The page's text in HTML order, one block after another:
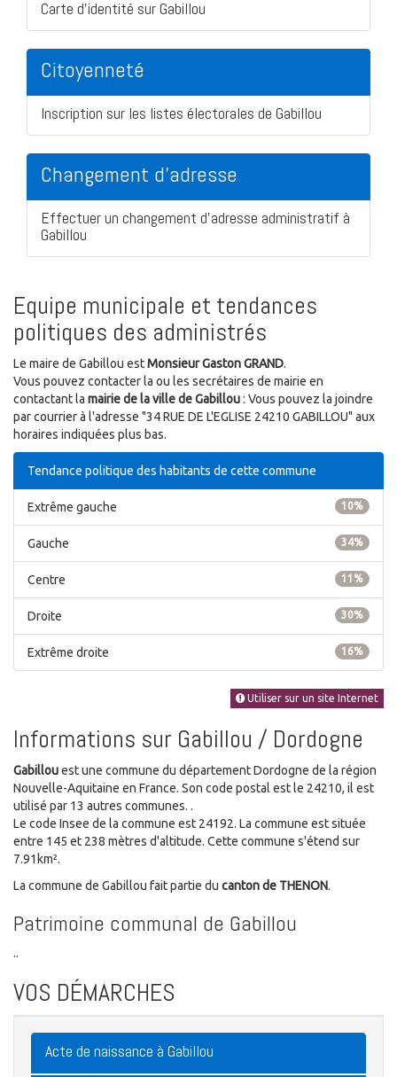
Carte d'identité sur Gabillou
Citoyenneté
Inscription sur les listes électorales de Gabillou
Changement d'adresse
Effectuer un changement d'adresse administratif à
Gabillou
Equipe municipale et tendances
politiques des administrés
Le maire de Gabillou estMonsieur Gaston GRAND.
Vous pouvez contacter la ou les secrétaires de mairie en
contactant la mairie de la ville de Gabillou: Vous pouvez la joindre
par courrier à l'adresse "34 RUE DE L'EGLISE 24210 GABILLOU" aux
horaires indiquées plus bas.
Tendance politique des habitants de cette commune
10%
Extrême gauche
34%
Gauche
11%
Centre
30%
Droite
16%
Extrême droite
Utiliser sur un site Internet
Informations sur Gabillou / Dordogne
Gabillouest une commune du département Dordogne de la région
Nouvelle-Aquitaine en France. Son code postal est le 24210, il est
utilisé par 13 autres communes. .
Le code Insee de la commune est 24192. La commune est située
entre 145 et 238 mètres d'altitude. Cette commune s'étend sur
7.91km².
La commune de Gabillou fait partie du canton de THENON.
Patrimoine communal de Gabillou
..
VOS DÉMARCHES
Acte de naissance à Gabillou